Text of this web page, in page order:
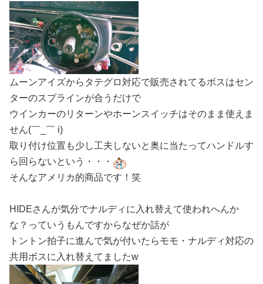
ムーンアイズからタテグロ対応で販売されてるボスはセン
ターのスプラインが合うだけで
ウインカーのリターンやホーンスイッチはそのまま使えま
せん(￣_￣ i)
取り付け位置も少し工夫しないと奥に当たってハンドルす
ら回らないという・・・
そんなアメリカ的商品です！笑
HIDEさんが気分でナルディに入れ替えて使われへんか
な？っていうもんですからなぜか話が
トントン拍子に進んで気が付いたらモモ・ナルディ対応の
共用ボスに入れ替えてましたw